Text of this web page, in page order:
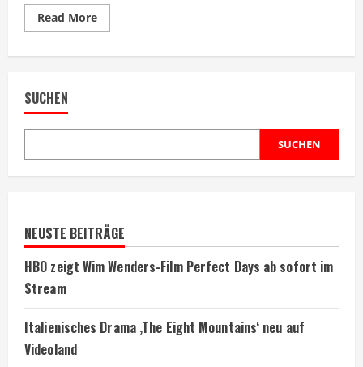
Read MoreRead
more
Regie
bei
SUCHEN
SUCHEN
NEUSTE BEITRÄGE
HBO zeigt Wim Wenders-Film Perfect Days ab sofort im
Stream
Italienisches Drama ‚The Eight Mountains‘ neu auf
Videoland